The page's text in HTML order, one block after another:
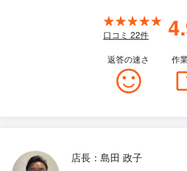
口コミ 22件
返答の速さ 作
店長：島田 政子